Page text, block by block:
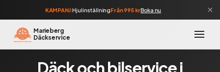
KAMPANJ:HjulinställningFrån 995 krBoka nu
Marieberg
Däckservice
Däck och bilservice i